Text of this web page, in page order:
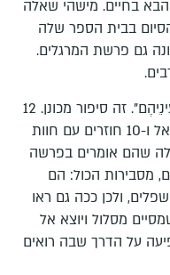
בחיים. מישהי שאלה
בבית הספר שלה
גם פרשת המרגלים.
• "וַנְּהִי בְעֵינֵינוּ כַּחֲגָבִים – וְכֵן הָיִינוּ בְּעֵינֵיהֶם". זה סיפור מכונן. 12
מרגלים נשלחים מהמדבר לארץ ישראל ו-10 חוזרים עם חוות
שהם אומרים בפרשה
מסבירות הכול: הם
ולכן ככה גם ראו
מסלול ויוצא אל
על הדרך שבה רואים